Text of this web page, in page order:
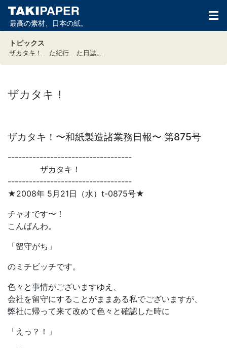
最高の素材、日本の紙。
トピックス
ザカタキ！ た紀行 た日誌。
ザカタキ！
ザカタキ！〜和紙製造諸業務日報〜 第875号
-----------------------------------
ザカタキ！
-----------------------------------
★2008年 5月21日（水）t-0875号★
チャオです〜！
こんばんわ。
「留守がち」
のミチビッチです。
色々と事情がございますゆえ、
会社を留守にすることがままある私でございますが、
弊社に帰って来て改めて色々と確認した時に
「えっ？！」